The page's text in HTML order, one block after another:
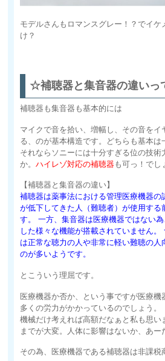
モデルさんもロマンスグレー！？でイケ
け？
☆補聴器と集音器の違いっ
補聴器も集音器も基本的には
マイクで音を拾い、増幅し、その音をイ
る、のが基本構造です。どちらも基本は
それならソニーには十分すぎる位の技術
か。ハイレゾ対応の補聴器も可っ！でし
【補聴器と集音器の違い】
補聴器は薬事法における管理医療機器の
が低下してきた人（難聴者）が使用する
す。 一方、集音器は医療機器ではない
した様々な機能が搭載されていません
は正常な聴力の人や非常に軽い難聴の人
のが多いようです。
とこういう理屈です。
医療機器か否か、という事ですが医療機
多くの労力がかかっているのでしょう。
機械だけ考えれば高額だなぁと私も思い
までが大変。人体に影響はないか、あー
その為、医療機器である補聴器は非課税